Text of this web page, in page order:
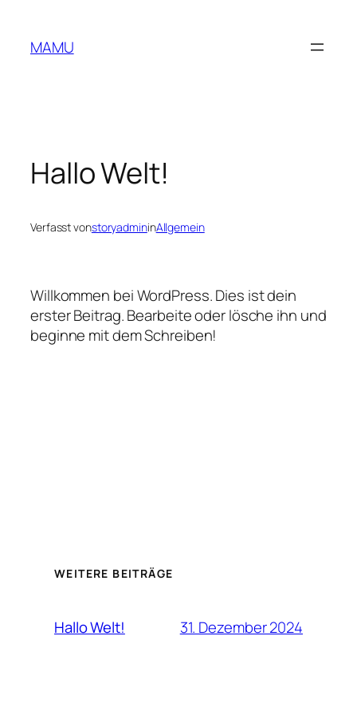
springen
MAMU
Hallo Welt!
Verfasst vonstoryadmininAllgemein
Willkommen bei WordPress. Dies ist dein
erster Beitrag. Bearbeite oder lösche ihn und
beginne mit dem Schreiben!
WEITERE BEITRÄGE
Hallo Welt! 31. Dezember 2024